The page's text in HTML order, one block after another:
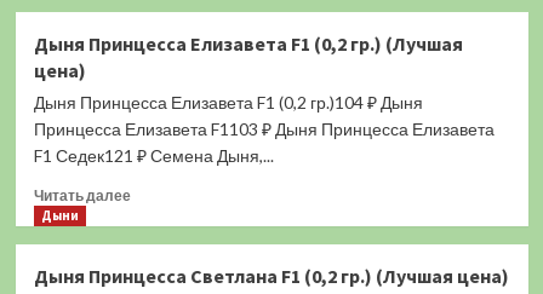
(Лучшая
Ранняя
(0,5
гр.)
цена)
Дыня Принцесса Елизавета F1 (0,2 гр.) (Лучшая
цена)
Дыня Принцесса Елизавета F1 (0,2 гр.)104 ₽ Дыня
Принцесса Елизавета F1103 ₽ Дыня Принцесса Елизавета
F1 Седек121 ₽ Семена Дыня,...
Читать далееПрочитать
Принцесса
Дыни
Дыня Принцесса Светлана F1 (0,2 гр.) (Лучшая цена)